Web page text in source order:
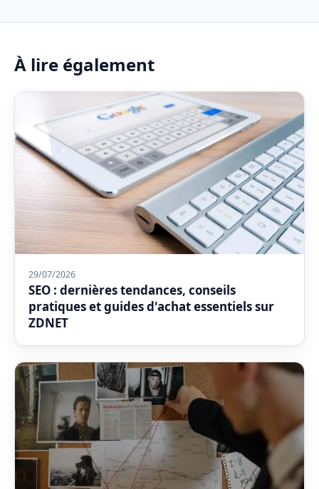
À lire également
29/07/2026
SEO : dernières tendances, conseils
pratiques et guides d'achat essentiels sur
ZDNET